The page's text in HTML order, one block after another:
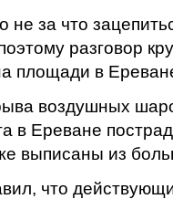
за что
разговор
площади в
воздушных
в Ереване
выписаны из
что